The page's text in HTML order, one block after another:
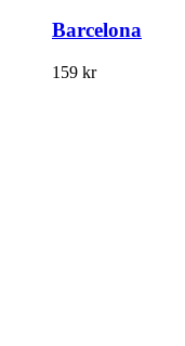
Barcelona
159 kr